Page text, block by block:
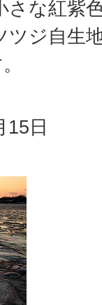
さな紅紫
ツジ自生
15日